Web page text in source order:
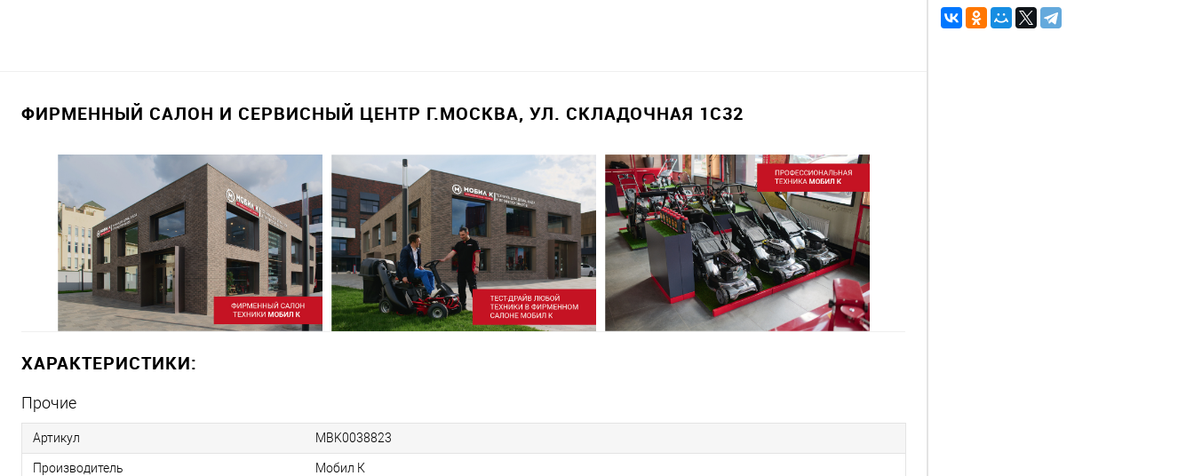
ФИРМЕННЫЙ САЛОН И СЕРВИСНЫЙ ЦЕНТР Г.МОСКВА, УЛ. СКЛАДОЧНАЯ 1С32
ХАРАКТЕРИСТИКИ:
Прочие
Артикул MBK0038823
Производитель Мобил К